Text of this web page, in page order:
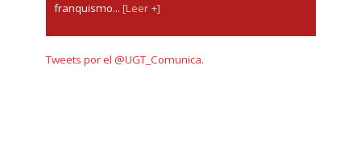
franquismo... [Leer +]
Tweets por el @UGT_Comunica.